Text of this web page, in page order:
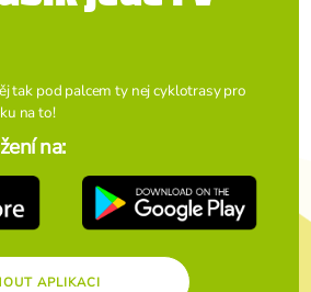
tak pod palcem ty nej cyklotrasy pro
na to!
na:
APLIKACI